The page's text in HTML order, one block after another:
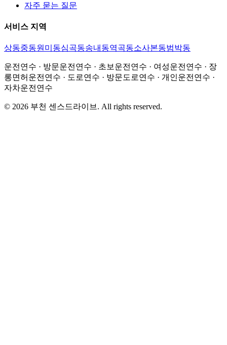
자주 묻는 질문
서비스 지역
상동중동원미동심곡동송내동역곡동소사본동범박동
운전연수 · 방문운전연수 · 초보운전연수 · 여성운전연수 · 장
롱면허운전연수 · 도로연수 · 방문도로연수 · 개인운전연수 ·
자차운전연수
© 2026 부천 센스드라이브 . All rights reserved.